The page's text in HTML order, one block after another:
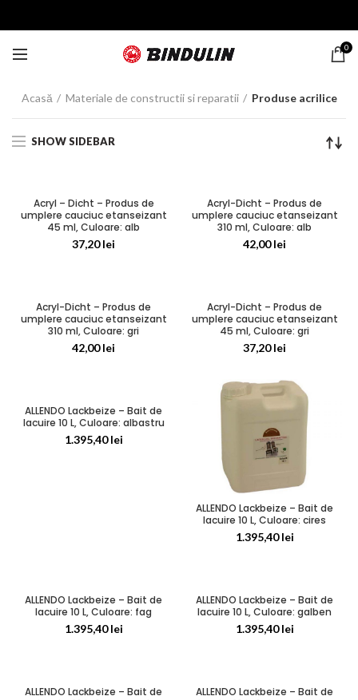
0
Acasă Materiale de constructii si reparatii Produse acrilice
SHOW SIDEBAR
Acryl – Dicht – Produs de
umplere cauciuc etanseizant
45 ml, Culoare: alb
37,20lei
Acryl-Dicht – Produs de
umplere cauciuc etanseizant
310 ml, Culoare: alb
42,00lei
Acryl-Dicht – Produs de
umplere cauciuc etanseizant
310 ml, Culoare: gri
42,00lei
Acryl-Dicht – Produs de
umplere cauciuc etanseizant
45 ml, Culoare: gri
37,20lei
ALLENDO Lackbeize – Bait de
lacuire 10 L, Culoare: albastru
1.395,40lei
ALLENDO Lackbeize – Bait de
lacuire 10 L, Culoare: cires
1.395,40lei
ALLENDO Lackbeize – Bait de
lacuire 10 L, Culoare: fag
1.395,40lei
ALLENDO Lackbeize – Bait de
lacuire 10 L, Culoare: galben
1.395,40lei
ALLENDO Lackbeize – Bait de
ALLENDO Lackbeize – Bait de